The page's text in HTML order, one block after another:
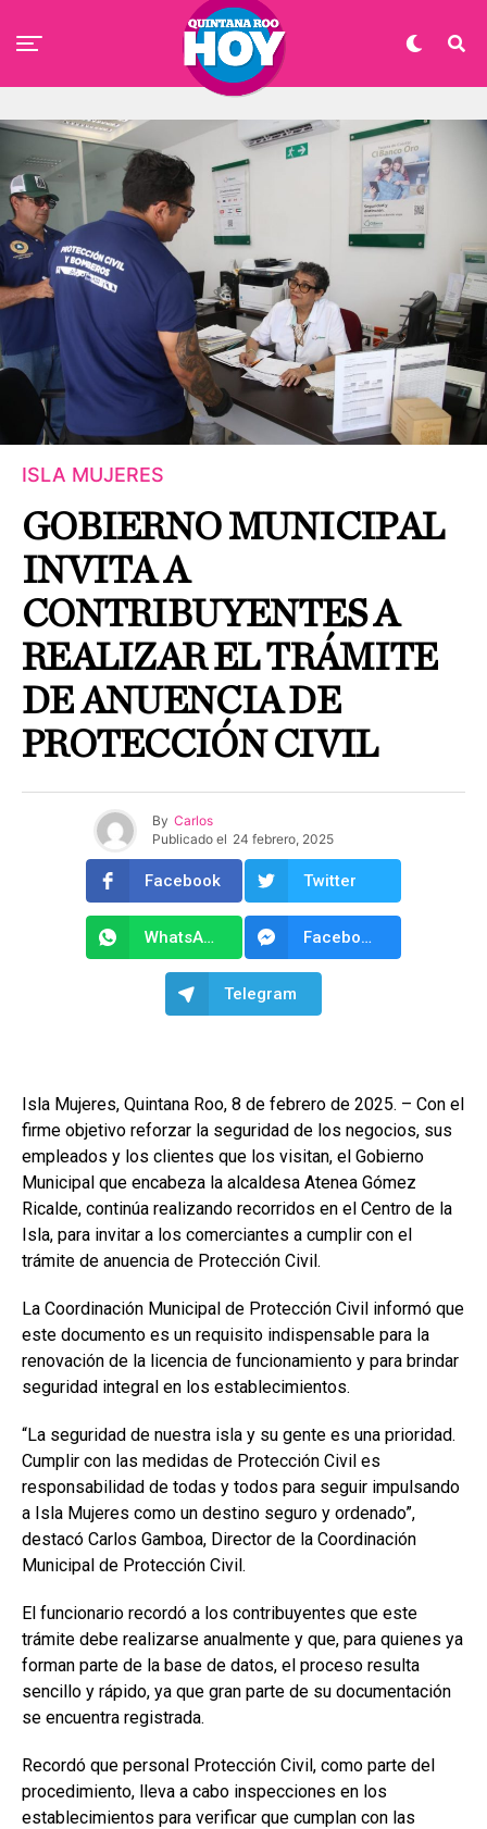
ISLA MUJERES
GOBIERNO MUNICIPAL
INVITA A
CONTRIBUYENTES A
REALIZAR EL TRÁMITE
DE ANUENCIA DE
PROTECCIÓN CIVIL
By Carlos
Publicado el 24 febrero, 2025
Facebook Twitter
WhatsApp Facebook Messenger
Telegram
Isla Mujeres, Quintana Roo, 8 de febrero de 2025. – Con el
firme objetivo reforzar la seguridad de los negocios, sus
empleados y los clientes que los visitan, el Gobierno
Municipal que encabeza la alcaldesa Atenea Gómez
Ricalde, continúa realizando recorridos en el Centro de la
Isla, para invitar a los comerciantes a cumplir con el
trámite de anuencia de Protección Civil.
La Coordinación Municipal de Protección Civil informó que
este documento es un requisito indispensable para la
renovación de la licencia de funcionamiento y para brindar
seguridad integral en los establecimientos.
“La seguridad de nuestra isla y su gente es una prioridad.
Cumplir con las medidas de Protección Civil es
responsabilidad de todas y todos para seguir impulsando
a Isla Mujeres como un destino seguro y ordenado”,
destacó Carlos Gamboa, Director de la Coordinación
Municipal de Protección Civil.
El funcionario recordó a los contribuyentes que este
trámite debe realizarse anualmente y que, para quienes ya
forman parte de la base de datos, el proceso resulta
sencillo y rápido, ya que gran parte de su documentación
se encuentra registrada.
Recordó que personal Protección Civil, como parte del
procedimiento, lleva a cabo inspecciones en los
establecimientos para verificar que cumplan con las